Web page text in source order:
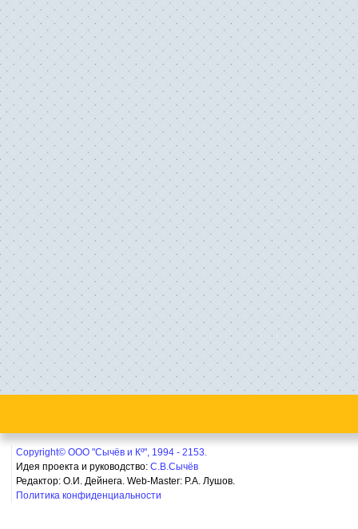
Copyright© ООО "Сычёв и Кº", 1994 - 2153.
Идея проекта и руководство: С.В.Сычёв
Редактор: О.И. Дейнега. Web-Master: Р.А. Лушов.
Политика конфиденциальности